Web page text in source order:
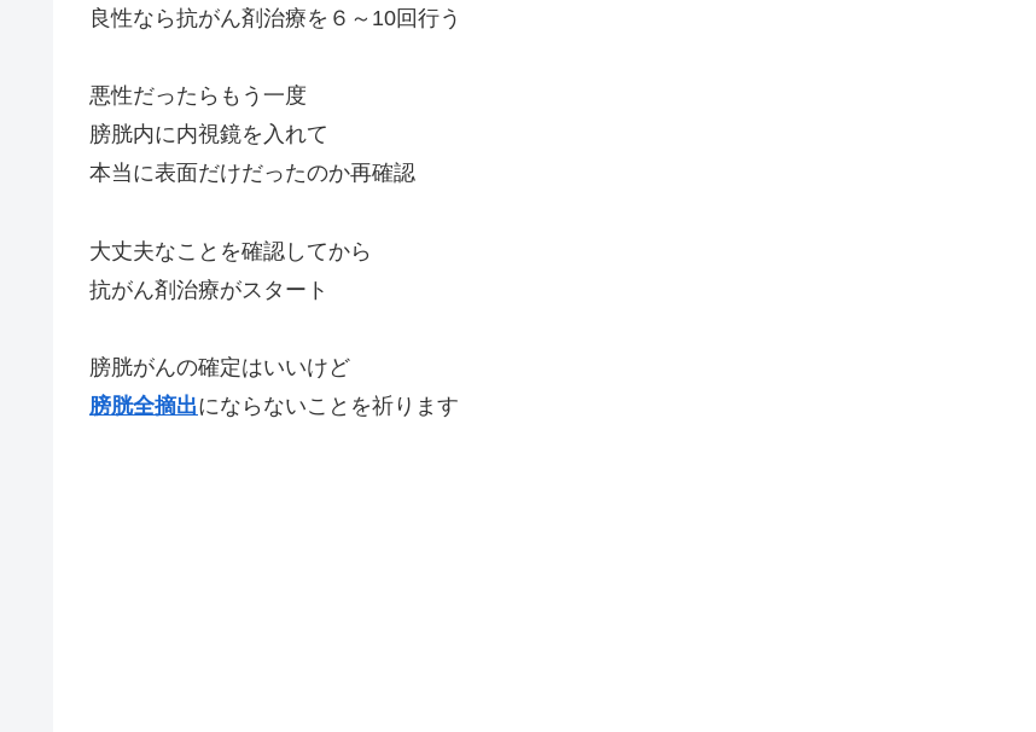
良性なら抗がん剤治療を６～10回行う
悪性だったらもう一度
膀胱内に内視鏡を入れて
本当に表面だけだったのか再確認
大丈夫なことを確認してから
抗がん剤治療がスタート
膀胱がんの確定はいいけど
膀胱全摘出にならないことを祈ります